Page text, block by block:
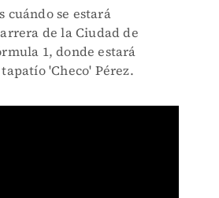
cuándo se estará
de la Ciudad de
1, donde estará
'Checo' Pérez.